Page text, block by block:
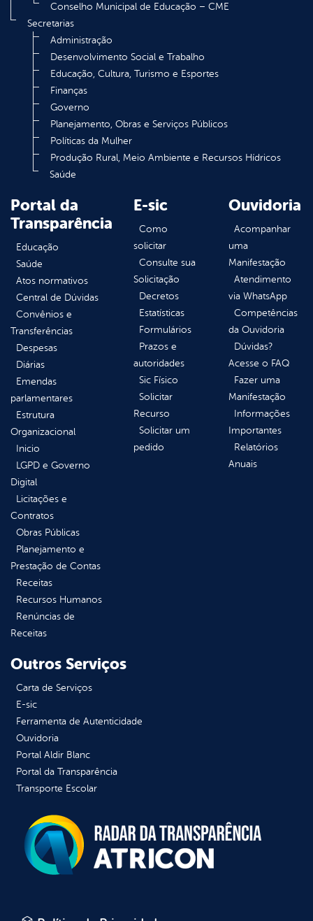
Conselho Municipal de Educação – CME
Secretarias
Administração
Desenvolvimento Social e Trabalho
Educação, Cultura, Turismo e Esportes
Finanças
Governo
Planejamento, Obras e Serviços Públicos
Políticas da Mulher
Produção Rural, Meio Ambiente e Recursos Hídricos
Saúde
Portal da
Transparência
Educação
Saúde
Atos normativos
Central de Dúvidas
Convênios e
Transferências
Despesas
Diárias
Emendas
parlamentares
Estrutura
Organizacional
Inicio
LGPD e Governo
Digital
Licitações e
Contratos
Obras Públicas
Planejamento e
Prestação de Contas
Receitas
Recursos Humanos
Renúncias de
Receitas
E-sic
Como
solicitar
Consulte sua
Solicitação
Decretos
Estatísticas
Formulários
Prazos e
autoridades
Sic Físico
Solicitar
Recurso
Solicitar um
pedido
Ouvidoria
Acompanhar
uma
Manifestação
Atendimento
via WhatsApp
Competências
da Ouvidoria
Dúvidas?
Acesse o FAQ
Fazer uma
Manifestação
Informações
Importantes
Relatórios
Anuais
Outros Serviços
Carta de Serviços
E-sic
Ferramenta de Autenticidade
Ouvidoria
Portal Aldir Blanc
Portal da Transparência
Transporte Escolar